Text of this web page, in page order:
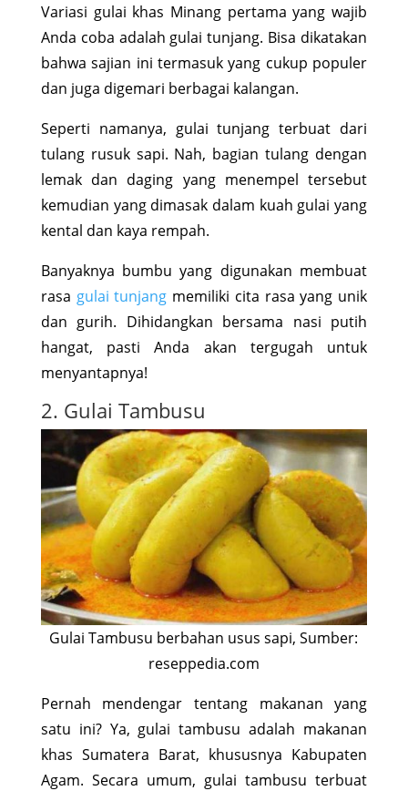
Variasi gulai khas Minang pertama yang wajib
Anda coba adalah gulai tunjang. Bisa dikatakan
bahwa sajian ini termasuk yang cukup populer
dan juga digemari berbagai kalangan.
Seperti namanya, gulai tunjang terbuat dari
tulang rusuk sapi. Nah, bagian tulang dengan
lemak dan daging yang menempel tersebut
kemudian yang dimasak dalam kuah gulai yang
kental dan kaya rempah.
Banyaknya bumbu yang digunakan membuat
rasa gulai tunjang memiliki cita rasa yang unik
dan gurih. Dihidangkan bersama nasi putih
hangat, pasti Anda akan tergugah untuk
menyantapnya!
2. Gulai Tambusu
Gulai Tambusu berbahan usus sapi, Sumber:
reseppedia.com
Pernah mendengar tentang makanan yang
satu ini? Ya, gulai tambusu adalah makanan
khas Sumatera Barat, khususnya Kabupaten
Agam. Secara umum, gulai tambusu terbuat